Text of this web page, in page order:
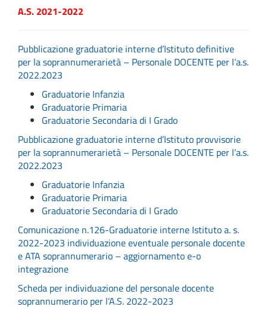
A.S. 2021-2022
Pubblicazione graduatorie interne d’Istituto definitive
per la soprannumerarietà – Personale DOCENTE per l’a.s.
2022.2023
Graduatorie Infanzia
Graduatorie Primaria
Graduatorie Secondaria di I Grado
Pubblicazione graduatorie interne d’Istituto provvisorie
per la soprannumerarietà – Personale DOCENTE per l’a.s.
2022.2023
Graduatorie Infanzia
Graduatorie Primaria
Graduatorie Secondaria di I Grado
Comunicazione n.126-Graduatorie interne Istituto a. s.
2022-2023 individuazione eventuale personale docente
e ATA soprannumerario – aggiornamento e-o
integrazione
Scheda per individuazione del personale docente
soprannumerario per l’A.S. 2022-2023